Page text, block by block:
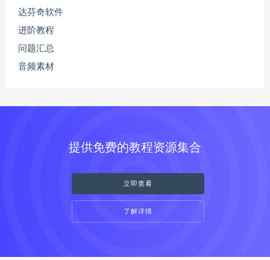
达芬奇软件
进阶教程
问题汇总
音频素材
提供免费的教程资源集合
立即查看
了解详情